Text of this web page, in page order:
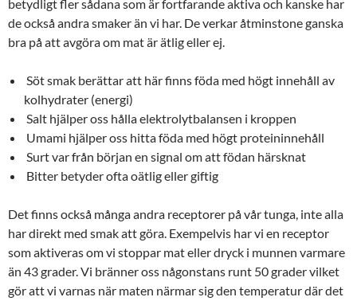
betydligt fler sådana som är fortfarande aktiva och kanske har
de också andra smaker än vi har. De verkar åtminstone ganska
bra på att avgöra om mat är ätlig eller ej.
Söt smak berättar att här finns föda med högt innehåll av
kolhydrater (energi)
Salt hjälper oss hålla elektrolytbalansen i kroppen
Umami hjälper oss hitta föda med högt proteininnehåll
Surt var från början en signal om att födan härsknat
Bitter betyder ofta oätlig eller giftig
Det finns också många andra receptorer på vår tunga, inte alla
har direkt med smak att göra. Exempelvis har vi en receptor
som aktiveras om vi stoppar mat eller dryck i munnen varmare
än 43 grader. Vi bränner oss någonstans runt 50 grader vilket
gör att vi varnas när maten närmar sig den temperatur där det